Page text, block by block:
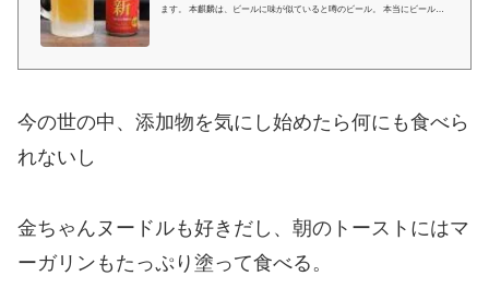
ます。 本麒麟は、ビールに味が似ていると噂のビール。 本当にビールと
今の世の中、添加物を気にし始めたら何にも食べら
れないし
金ちゃんヌードルも好きだし、朝のトーストにはマ
ーガリンもたっぷり塗って食べる。